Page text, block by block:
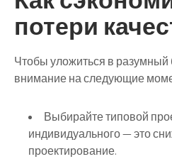
потери
Чтобы уложиться в разумный
внимание на следующие
Выбирайте типовой
индивидуального — это
проектирование.